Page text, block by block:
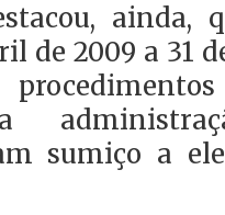
ainda,
de 2009 a 31
sumiço a